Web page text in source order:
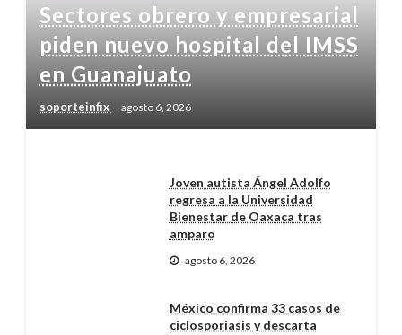
Sectores obrero y empresarial
piden nuevo hospital del IMSS
en Guanajuato
soporteinfix agosto 6, 2026
Joven autista Ángel Adolfo
regresa a la Universidad
Bienestar de Oaxaca tras
amparo
agosto 6, 2026
México confirma 33 casos de
ciclosporiasis y descarta